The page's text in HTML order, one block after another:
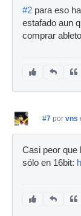
#2 para eso
estafado aun
comprar
#7 por vns
Casi peor que
sólo en 16bit: